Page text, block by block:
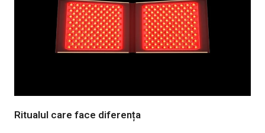
Ritualul care face diferența